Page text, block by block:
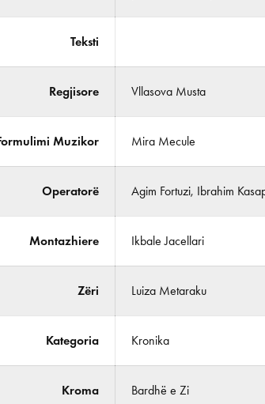
Teksti
Regjisore Vllasova Musta
Muzikor Mira Mecule
Operatorë Agim Fortuzi, Ibrahim
Montazhiere Ikbale Jacellari
Zëri Luiza Metaraku
Kategoria Kronika
Kroma Bardhë e Zi